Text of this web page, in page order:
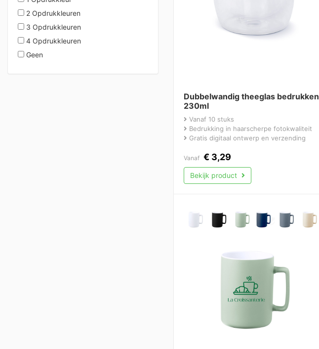
2 Opdrukkleuren
3 Opdrukkleuren
4 Opdrukkleuren
Geen
Dubbelwandig theeglas bedrukken
230ml
Vanaf 10 stuks
Bedrukking in haarscherpe fotokwaliteit
Gratis digitaal ontwerp en verzending
Vanaf € 3,29
Bekijk product